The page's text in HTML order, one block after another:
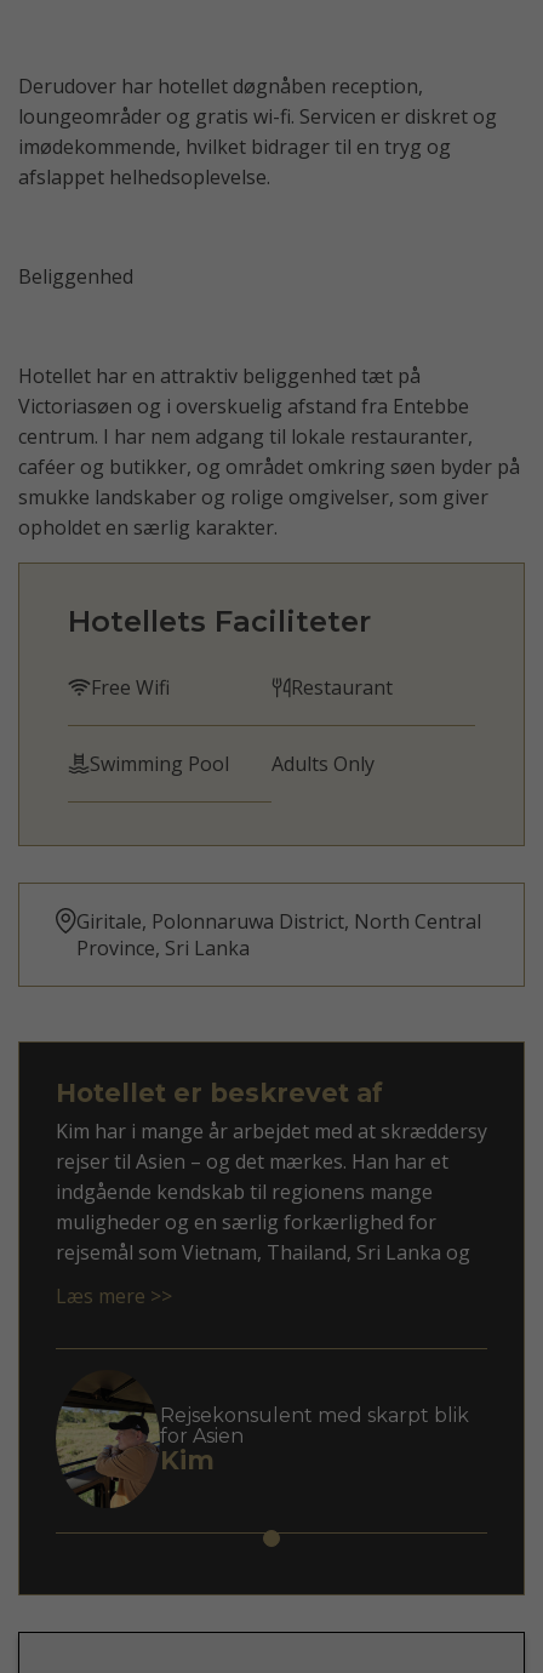
Derudover har hotellet døgnåben reception,
loungeområder og gratis wi-fi. Servicen er diskret og
imødekommende, hvilket bidrager til en tryg og
afslappet helhedsoplevelse.
Beliggenhed
Hotellet har en attraktiv beliggenhed tæt på
Victoriasøen og i overskuelig afstand fra Entebbe
centrum. I har nem adgang til lokale restauranter,
caféer og butikker, og området omkring søen byder på
smukke landskaber og rolige omgivelser, som giver
opholdet en særlig karakter.
Hotellets Faciliteter
Free Wifi Restaurant
Swimming Pool Adults Only
Giritale, Polonnaruwa District, North Central
Province, Sri Lanka
Hotellet er beskrevet af
Kim har i mange år arbejdet med at skræddersy
rejser til Asien – og det mærkes. Han har et
indgående kendskab til regionens mange
muligheder og en særlig forkærlighed for
rejsemål som Vietnam, Thailand, Sri Lanka og
ikke mindst Japan.
tilgang, hvor dine ønsker mødes med faglig
indsigt og overblik. Han er god til at spotte,
hvad der giver mening for netop dig – uanset
om du søger autentiske oplevelser, høj
komfort eller en blanding af begge dele.
Læs mere >>
Rejsekonsulent med skarpt blik
for Asien
Kim